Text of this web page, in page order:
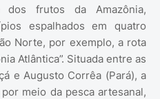
frutos da Amazônia,
espalhados em quatro
Norte, por exemplo, a rota
Atlântica”. Situada entre as
e Augusto Corrêa (Pará), a
meio da pesca artesanal,